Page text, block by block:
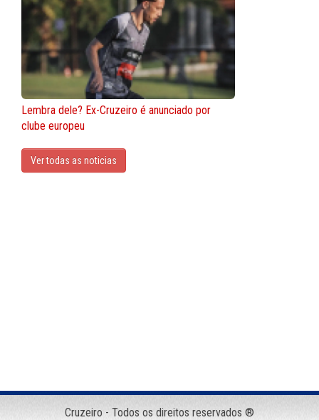
Lembra dele? Ex-Cruzeiro é anunciado por
clube europeu
Ver todas as noticias
Cruzeiro - Todos os direitos reservados ®